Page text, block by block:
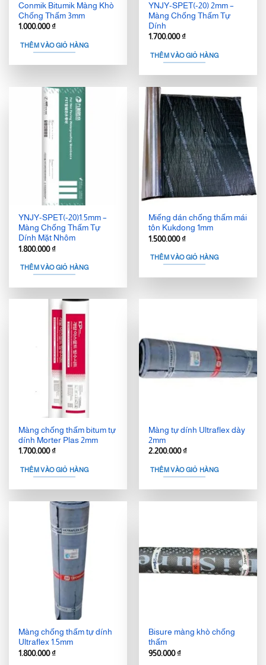
Conmik Bitumik Màng Khò
Chống Thấm 3mm
1.000.000₫
THÊM VÀO GIỎ HÀNG
YNJY-SPET(-20) 2mm –
Màng Chống Thấm Tự
Dính
1.700.000₫
THÊM VÀO GIỎ HÀNG
YNJY-SPET(-20)1.5mm –
Màng Chống Thấm Tự
Dính Mặt Nhôm
1.800.000₫
THÊM VÀO GIỎ HÀNG
Miếng dán chống thấm mái
tôn Kukdong 1mm
1.500.000₫
THÊM VÀO GIỎ HÀNG
Màng chống thấm bitum tự
dính Morter Plas 2mm
1.700.000₫
THÊM VÀO GIỎ HÀNG
Màng tự dính Ultraflex dày
2mm
2.200.000₫
THÊM VÀO GIỎ HÀNG
Màng chống thấm tự dính
Ultraflex 1.5mm
1.800.000₫
Bisure màng khò chống
thấm
950.000₫